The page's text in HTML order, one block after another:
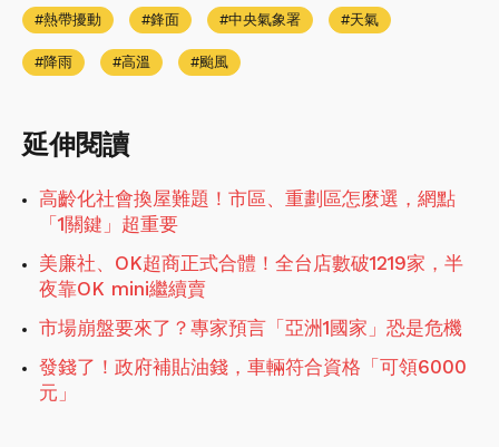
熱帶擾動 鋒面 中央氣象署 天氣
降雨 高溫 颱風
延伸閱讀
高齡化社會換屋難題！市區、重劃區怎麼選，網點
「1關鍵」超重要
美廉社、OK超商正式合體！全台店數破1219家，半
夜靠OK mini繼續賣
市場崩盤要來了？專家預言「亞洲1國家」恐是危機
發錢了！政府補貼油錢，車輛符合資格「可領6000
元」